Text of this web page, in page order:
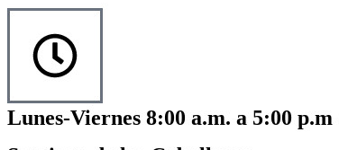
Lunes-Viernes 8:00 a.m. a 5:00